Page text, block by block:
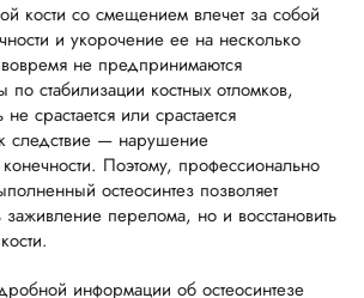
кости со смещением влечет за собой
и укорочение ее на несколько
не предпринимаются
стабилизации костных отломков,
срастается или срастается
следствие — нарушение
Поэтому, профессионально
остеосинтез позволяет
заживление перелома, но и восстановить
информации об остеосинтезе